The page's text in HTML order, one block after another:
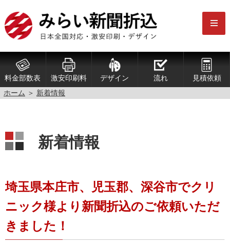
料金部数表 激安印刷料 デザイン 流れ
見積依頼
ホーム ＞ 新着情報
新着情報
埼玉県本庄市、児玉郡、深谷市でクリ
ニック様より新聞折込のご依頼いただ
きました！